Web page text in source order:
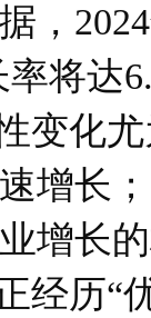
，
率将达
化尤
增长
增长
历“优